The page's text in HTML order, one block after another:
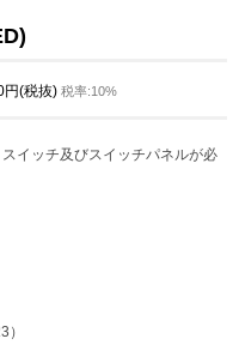
円(税抜) 税率:10%
イッチ及びスイッチパネルが必